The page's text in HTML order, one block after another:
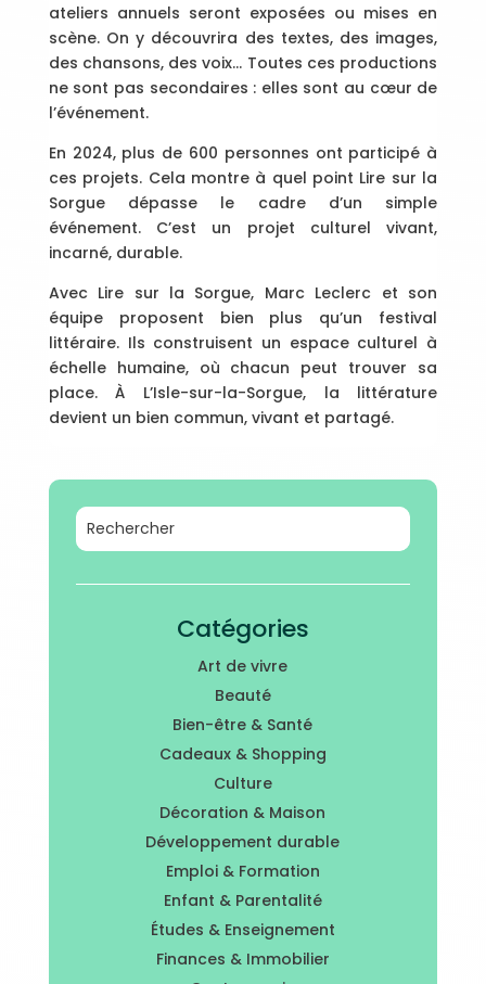
ateliers annuels seront exposées ou mises en
scène. On y découvrira des textes, des images,
des chansons, des voix… Toutes ces productions
ne sont pas secondaires : elles sont au cœur de
l’événement.
En 2024, plus de 600 personnes ont participé à
ces projets. Cela montre à quel point Lire sur la
Sorgue dépasse le cadre d’un simple
événement. C’est un projet culturel vivant,
incarné, durable.
Avec Lire sur la Sorgue, Marc Leclerc et son
équipe proposent bien plus qu’un festival
littéraire. Ils construisent un espace culturel à
échelle humaine, où chacun peut trouver sa
place. À L’Isle-sur-la-Sorgue, la littérature
devient un bien commun, vivant et partagé.
Catégories
Art de vivre
Beauté
Bien-être & Santé
Cadeaux & Shopping
Culture
Décoration & Maison
Développement durable
Emploi & Formation
Enfant & Parentalité
Études & Enseignement
Finances & Immobilier